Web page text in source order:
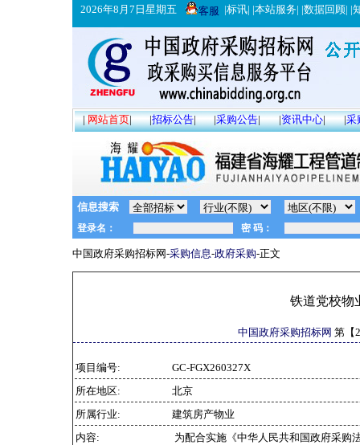
2026年8月7日星期五 客服 |标讯| |本站服务| |数据回顾| |
|网站首页| |招标公告| |采购公告| |资讯中心| |采
信息搜索
中国政府采购招标网-采购信息-政府采购-正文
铁道党校物
中国政府采购招标网 第【
项目编号:
GC-FGX260327X
所在地区:
北京
所属行业:
建筑房产物业
内容:
为配合实施《中华人民共和国政府采购